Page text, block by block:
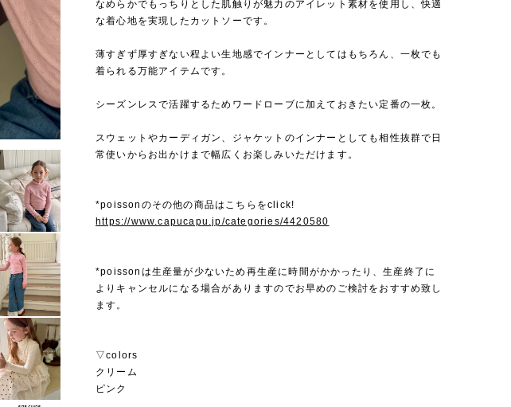
なめらかでもっちりとした肌触りが魅力のアイレット素材を使用し、快適
な着心地を実現したカットソーです。
薄すぎず厚すぎない程よい生地感でインナーとしてはもちろん、一枚でも
着られる万能アイテムです。
シーズンレスで活躍するためワードローブに加えておきたい定番の一枚。
スウェットやカーディガン、ジャケットのインナーとしても相性抜群で日
常使いからお出かけまで幅広くお楽しみいただけます。
*poissonのその他の商品はこちらをclick!
https://www.capucapu.jp/categories/4420580
*poissonは生産量が少ないため再生産に時間がかかったり、生産終了に
よりキャンセルになる場合がありますのでお早めのご検討をおすすめ致し
ます。
▽colors
クリーム
ピンク